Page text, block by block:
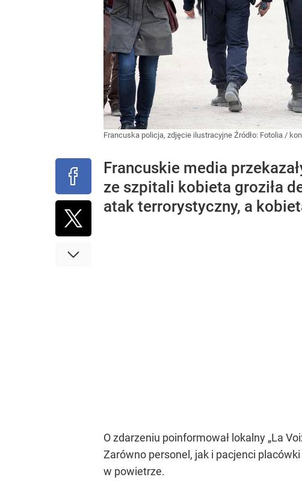
Francuska policja, zdjęcie ilustracyjne Źródło: Fotolia /
Francuskie media
ze szpitali kobieta groziła
atak terrorystyczny, a
O zdarzeniu poinformował lokalny „La
Zarówno personel, jak i pacjenci
w powietrze.